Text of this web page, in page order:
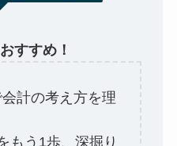
すすめ！
計の考え方を理
もう1歩、深掘り